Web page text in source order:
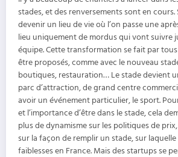
stades, et des renversements sont en cours.
devenir un lieu de vie où l’on passe une
lieu uniquement de mordus qui vont suivre
équipe. Cette transformation se fait par
être proposés, comme avec le nouveau
boutiques, restauration… Le stade devient
parc d’attraction, de grand centre
avoir un événement particulier, le sport.
et l’importance d’être dans le stade, cela
plus de dynamisme sur les politiques de
sur la façon de remplir un stade, sur
faiblesses en France. Mais des startups se